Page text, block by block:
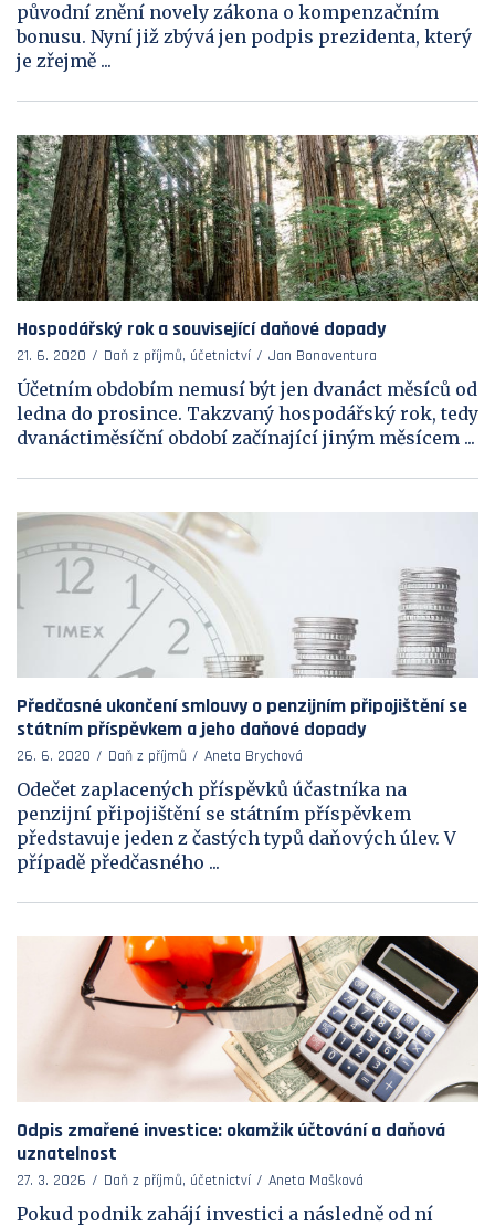
původní znění novely zákona o kompenzačním
bonusu. Nyní již zbývá jen podpis prezidenta, který
je zřejmě ...
Hospodářský rok a související daňové dopady
21. 6. 2020 Daň z příjmů, účetnictví Jan Bonaventura
Účetním obdobím nemusí být jen dvanáct měsíců od
ledna do prosince. Takzvaný hospodářský rok, tedy
dvanáctiměsíční období začínající jiným měsícem ...
Předčasné ukončení smlouvy o penzijním připojištění se
státním příspěvkem a jeho daňové dopady
26. 6. 2020 Daň z příjmů Aneta Brychová
Odečet zaplacených příspěvků účastníka na
penzijní připojištění se státním příspěvkem
představuje jeden z častých typů daňových úlev. V
případě předčasného ...
Odpis zmařené investice: okamžik účtování a daňová
uznatelnost
27. 3. 2026 Daň z příjmů, účetnictví Aneta Mašková
Pokud podnik zahájí investici a následně od ní